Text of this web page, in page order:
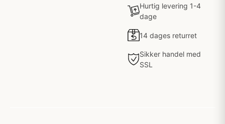
Hurtig levering 1-4
dage
14 dages returret
Sikker handel med
SSL